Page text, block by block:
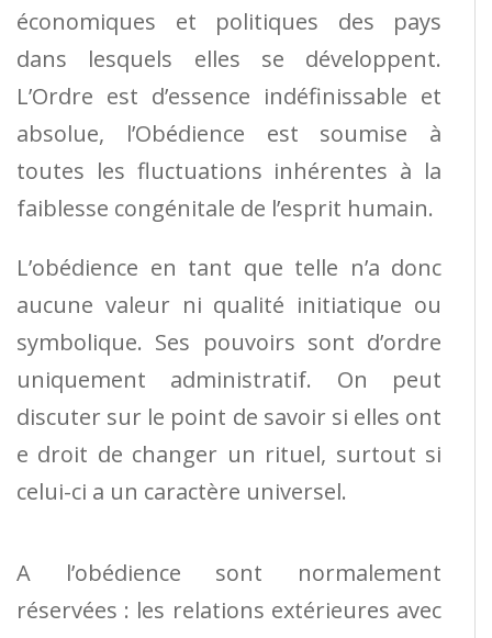
économiques et politiques des pays
dans lesquels elles se développent.
L’Ordre est d’essence indéfinissable et
absolue, l’Obédience est soumise à
toutes les fluctuations inhérentes à la
faiblesse congénitale de l’esprit humain.
L’obédience en tant que telle n’a donc
aucune valeur ni qualité initiatique ou
symbolique. Ses pouvoirs sont d’ordre
uniquement administratif. On peut
discuter sur le point de savoir si elles ont
e droit de changer un rituel, surtout si
celui-ci a un caractère universel.
A l’obédience sont normalement
réservées : les relations extérieures avec